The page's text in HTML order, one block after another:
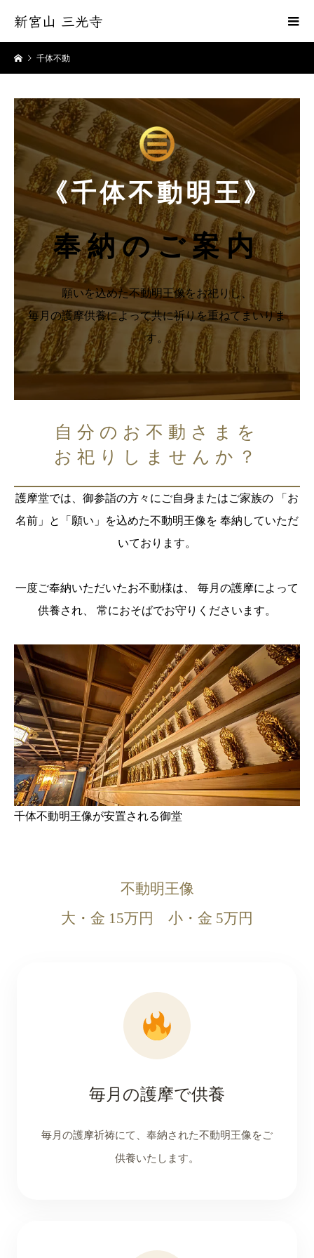
新宮山 三光寺
千体不動
《千体不動明王》
奉納のご案内
願いを込めた不動明王像をお祀りし、
毎月の護摩供養によって共に祈りを重ねてまいりま
す。
自分のお不動さまを
お祀りしませんか？
護摩堂では、御参詣の方々にご自身またはご家族の 「お
名前」と「願い」を込めた不動明王像を 奉納していただ
いております。
一度ご奉納いただいたお不動様は、 毎月の護摩によって
供養され、 常におそばでお守りくださいます。
千体不動明王像が安置される御堂
不動明王像
大・金 15万円 小・金 5万円
毎月の護摩で供養
毎月の護摩祈祷にて、奉納された不動明王像をご
供養いたします。